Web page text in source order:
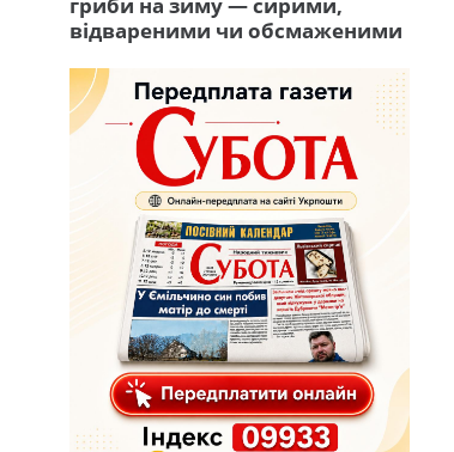
відвареними чи обсмаженими